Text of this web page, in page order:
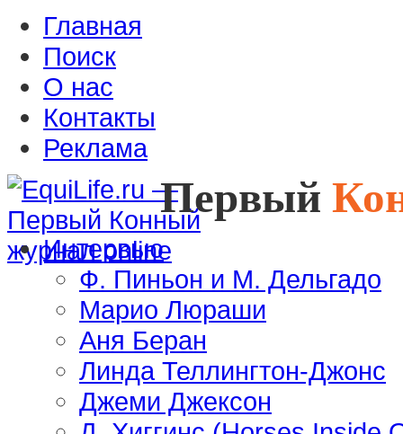
Главная
Поиск
О нас
Контакты
Реклама
Первый
Интервью
Ф. Пиньон и М. Дельгадо
Марио Люраши
Аня Беран
Линда Теллингтон-Джонс
Джеми Джексон